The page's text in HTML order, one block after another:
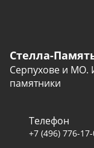
Стелла-
Серпухове и МО.
памятники
Телефон
+7 (496) 776-